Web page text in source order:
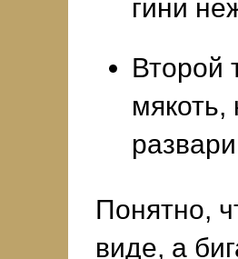
гини
Второй
мякоть,
Понятно,
виде, а